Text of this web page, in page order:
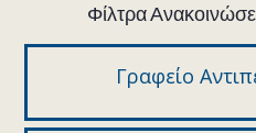
Φίλτρα
Γραφείο